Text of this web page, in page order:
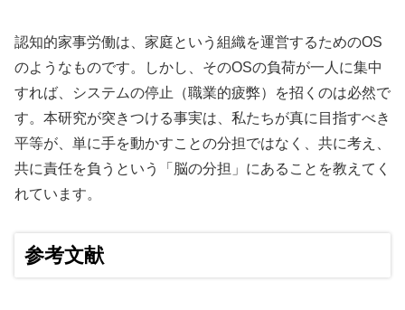
認知的家事労働は、家庭という組織を運営するためのOS
のようなものです。しかし、そのOSの負荷が一人に集中
すれば、システムの停止（職業的疲弊）を招くのは必然で
す。本研究が突きつける事実は、私たちが真に目指すべき
平等が、単に手を動かすことの分担ではなく、共に考え、
共に責任を負うという「脳の分担」にあることを教えてく
れています。
参考文献